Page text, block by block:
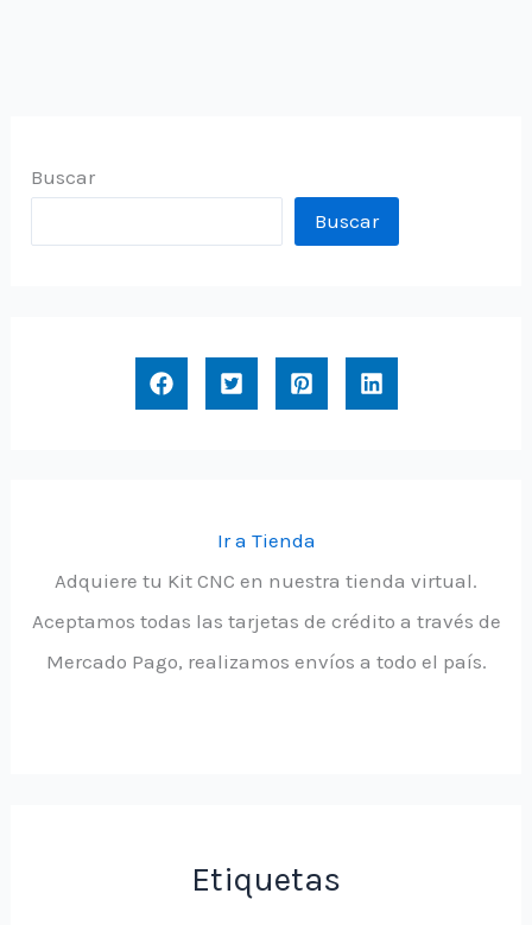
Buscar
Buscar
Ir a Tienda
Adquiere tu Kit CNC en nuestra tienda virtual.
Aceptamos todas las tarjetas de crédito a través de
Mercado Pago, realizamos envíos a todo el país.
Etiquetas